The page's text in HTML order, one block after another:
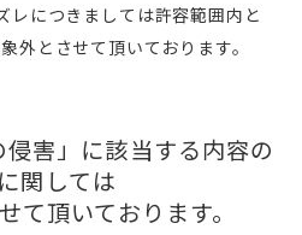
につきましては許容範囲内と
外とさせて頂いております。
侵害」に該当する内容の
関しては
て頂いております。